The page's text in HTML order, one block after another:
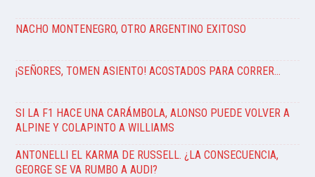
NACHO MONTENEGRO, OTRO ARGENTINO EXITOSO
¡SEÑORES, TOMEN ASIENTO! ACOSTADOS PARA CORRER…
SI LA F1 HACE UNA CARÁMBOLA, ALONSO PUEDE VOLVER A
ALPINE Y COLAPINTO A WILLIAMS
ANTONELLI EL KARMA DE RUSSELL. ¿LA CONSECUENCIA,
GEORGE SE VA RUMBO A AUDI?